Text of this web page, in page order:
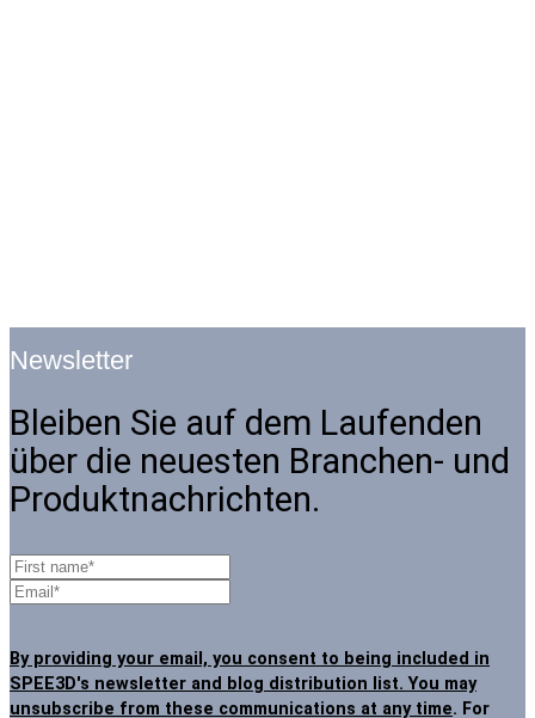
Newsletter
Bleiben Sie auf dem Laufenden
über die neuesten Branchen- und
Produktnachrichten.
By providing your email, you consent to being included in
SPEE3D's newsletter and blog distribution list. You may
unsubscribe from these communications at any time. For